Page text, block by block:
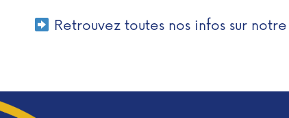
Retrouvez toutes nos infos sur